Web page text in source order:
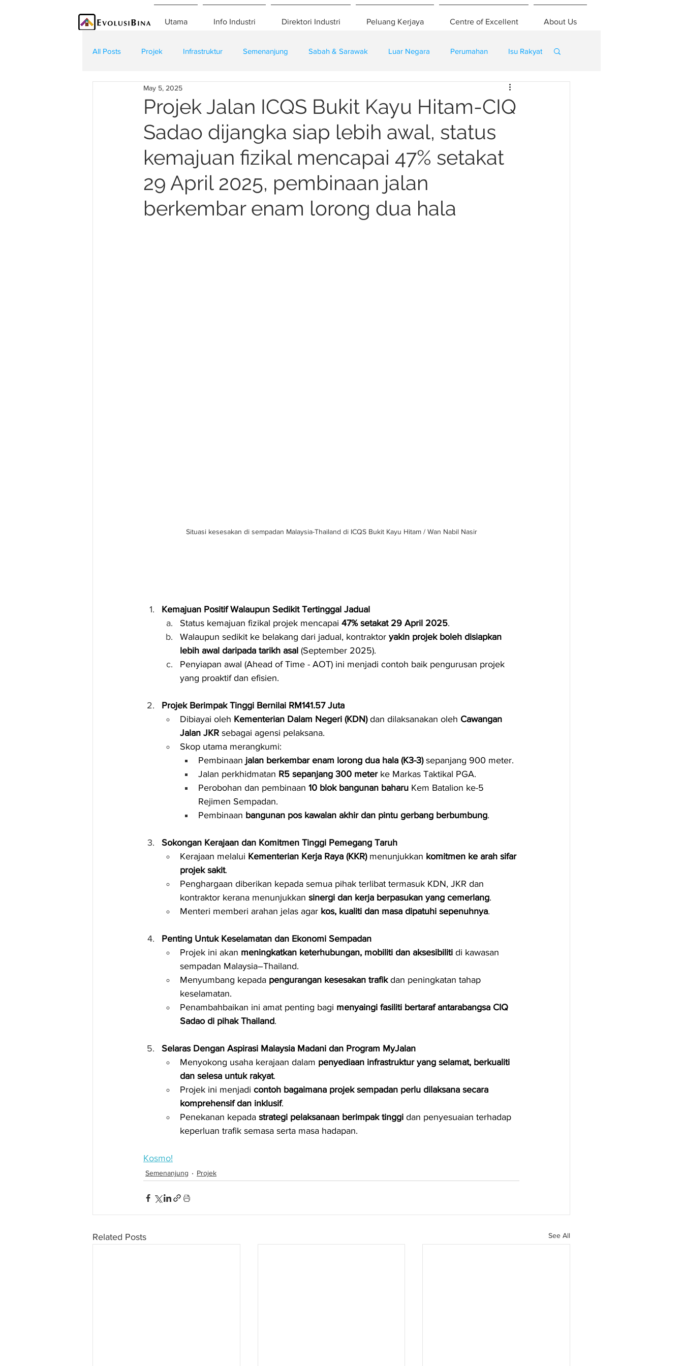
Utama Info Industri Direktori Industri Peluang Kerjaya Centre of Excellent About Us
All Posts Projek Infrastruktur Semenanjung Sabah & Sarawak Luar Negara Perumahan Isu Rakyat
Teknologi Kontraktor
Projek Jalan ICQS Bukit Kayu Hitam-CIQ
Sadao dijangka siap lebih awal, status
kemajuan fizikal mencapai 47% setakat
29 April 2025, pembinaan jalan
berkembar enam lorong dua hala
May 5, 2025
Situasi kesesakan di sempadan Malaysia-Thailand di ICQS Bukit Kayu Hitam / Wan Nabil Nasir
Kemajuan Positif Walaupun Sedikit Tertinggal Jadual
Status kemajuan fizikal projek mencapai 47% setakat 29 April 2025.
Walaupun sedikit ke belakang dari jadual, kontraktor yakin projek boleh disiapkan
lebih awal daripada tarikh asal (September 2025).
Penyiapan awal (Ahead of Time - AOT) ini menjadi contoh baik pengurusan projek
yang proaktif dan efisien.
Projek Berimpak Tinggi Bernilai RM141.57 Juta
Dibiayai oleh Kementerian Dalam Negeri (KDN) dan dilaksanakan oleh Cawangan
Jalan JKR sebagai agensi pelaksana.
Skop utama merangkumi:
Pembinaan jalan berkembar enam lorong dua hala (K3-3) sepanjang 900 meter.
Jalan perkhidmatan R5 sepanjang 300 meter ke Markas Taktikal PGA.
Perobohan dan pembinaan 10 blok bangunan baharu Kem Batalion ke-5
Rejimen Sempadan.
Pembinaan bangunan pos kawalan akhir dan pintu gerbang berbumbung.
Sokongan Kerajaan dan Komitmen Tinggi Pemegang Taruh
Kerajaan melalui Kementerian Kerja Raya (KKR) menunjukkan komitmen ke arah sifar
projek sakit.
Penghargaan diberikan kepada semua pihak terlibat termasuk KDN, JKR dan
kontraktor kerana menunjukkan sinergi dan kerja berpasukan yang cemerlang.
Menteri memberi arahan jelas agar kos, kualiti dan masa dipatuhi sepenuhnya.
Penting Untuk Keselamatan dan Ekonomi Sempadan
Projek ini akan meningkatkan keterhubungan, mobiliti dan aksesibiliti di kawasan
sempadan Malaysia–Thailand.
Menyumbang kepada pengurangan kesesakan trafik dan peningkatan tahap
keselamatan.
Penambahbaikan ini amat penting bagi menyaingi fasiliti bertaraf antarabangsa CIQ
Sadao di pihak Thailand.
Selaras Dengan Aspirasi Malaysia Madani dan Program MyJalan
Menyokong usaha kerajaan dalam penyediaan infrastruktur yang selamat, berkualiti
dan selesa untuk rakyat.
Projek ini menjadi contoh bagaimana projek sempadan perlu dilaksana secara
komprehensif dan inklusif.
Penekanan kepada strategi pelaksanaan berimpak tinggi dan penyesuaian terhadap
keperluan trafik semasa serta masa hadapan.
Kosmo!
Semenanjung Projek
Related Posts See All